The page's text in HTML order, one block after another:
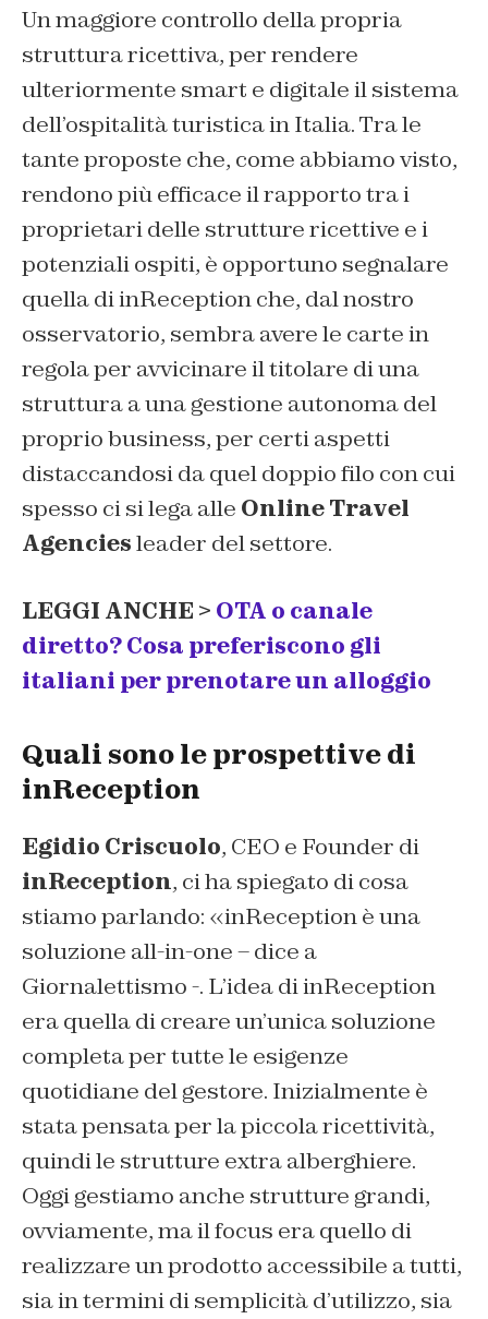
Un maggiore controllo della propria
struttura ricettiva, per rendere
ulteriormente smart e digitale il sistema
dell’ospitalità turistica in Italia. Tra le
tante proposte che, come abbiamo visto,
rendono più efficace il rapporto tra i
proprietari delle strutture ricettive e i
potenziali ospiti, è opportuno segnalare
quella di inReception che, dal nostro
osservatorio, sembra avere le carte in
regola per avvicinare il titolare di una
struttura a una gestione autonoma del
proprio business, per certi aspetti
distaccandosi da quel doppio filo con cui
spesso ci si lega alle Online Travel
Agenciesleader del settore.
LEGGI ANCHE > OTA o canale
diretto? Cosa preferiscono gli
italiani per prenotare un alloggio
Quali sono le prospettive di
inReception
Egidio Criscuolo, CEO e Founder di
inReception, ci ha spiegato di cosa
stiamo parlando: «inReception è una
soluzione all-in-one – dice a
Giornalettismo -. L’idea di inReception
era quella di creare un’unica soluzione
completa per tutte le esigenze
quotidiane del gestore. Inizialmente è
stata pensata per la piccola ricettività,
quindi le strutture extra alberghiere.
Oggi gestiamo anche strutture grandi,
ovviamente, ma il focus era quello di
realizzare un prodotto accessibile a tutti,
sia in termini di semplicità d’utilizzo, sia